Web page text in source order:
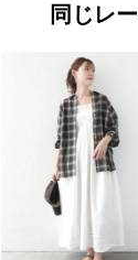
同じレ